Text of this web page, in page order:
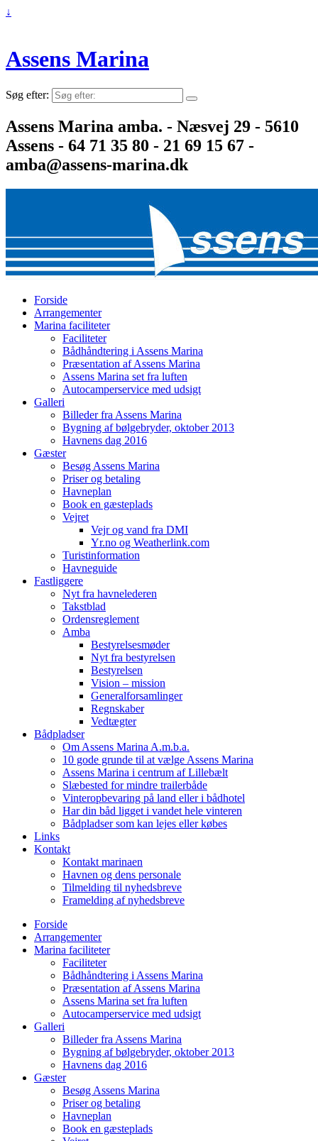
↓
Assens Marina
Søg efter:
Assens Marina amba. - Næsvej 29 - 5610
Assens - 64 71 35 80 - 21 69 15 67 -
amba@assens-marina.dk
Forside
Arrangementer
Marina faciliteter
Faciliteter
Bådhåndtering i Assens Marina
Præsentation af Assens Marina
Assens Marina set fra luften
Autocamperservice med udsigt
Galleri
Billeder fra Assens Marina
Bygning af bølgebryder, oktober 2013
Havnens dag 2016
Gæster
Besøg Assens Marina
Priser og betaling
Havneplan
Book en gæsteplads
Vejret
Vejr og vand fra DMI
Yr.no og Weatherlink.com
Turistinformation
Havneguide
Fastliggere
Nyt fra havnelederen
Takstblad
Ordensreglement
Amba
Bestyrelsesmøder
Nyt fra bestyrelsen
Bestyrelsen
Vision – mission
Generalforsamlinger
Regnskaber
Vedtægter
Bådpladser
Om Assens Marina A.m.b.a.
10 gode grunde til at vælge Assens Marina
Assens Marina i centrum af Lillebælt
Slæbested for mindre trailerbåde
Vinteropbevaring på land eller i bådhotel
Har din båd ligget i vandet hele vinteren
Bådpladser som kan lejes eller købes
Links
Kontakt
Kontakt marinaen
Havnen og dens personale
Tilmelding til nyhedsbreve
Framelding af nyhedsbreve
Forside
Arrangementer
Marina faciliteter
Faciliteter
Bådhåndtering i Assens Marina
Præsentation af Assens Marina
Assens Marina set fra luften
Autocamperservice med udsigt
Galleri
Billeder fra Assens Marina
Bygning af bølgebryder, oktober 2013
Havnens dag 2016
Gæster
Besøg Assens Marina
Priser og betaling
Havneplan
Book en gæsteplads